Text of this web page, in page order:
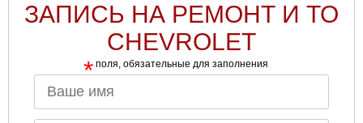
ЗАПИСЬ НА РЕМОНТ И ТО
CHEVROLET
* поля, обязательные для заполнения